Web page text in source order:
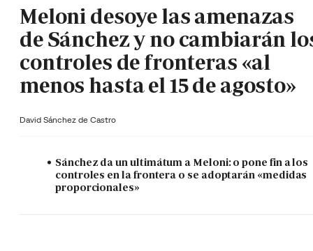
Meloni desoye las amenazas
de Sánchez y no cambiarán
controles de fronteras «al
menos hasta el 15 de agosto»
David Sánchez de Castro
Sánchez da un ultimátum a Meloni: o pone fin a los
controles en la frontera o se adoptarán «medidas
proporcionales»